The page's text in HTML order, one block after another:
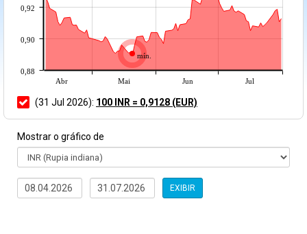
mín.
Abr Mai Jun Jul
0,88
0,90
0,92
(31 Jul 2026): 100 INR = 0,9128 (EUR)
Mostrar o gráfico de
EXIBIR